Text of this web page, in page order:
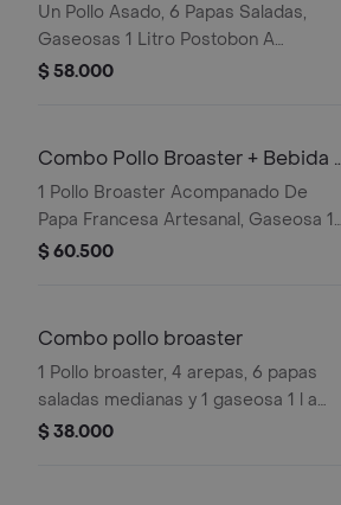
Un Pollo Asado, 6 Papas Saladas,
Gaseosas 1 Litro Postobon A
Disponibilidad De La Tienda
$ 58.000
Combo Pollo Broaster + Bebida 1
Lt
1 Pollo Broaster Acompanado De
Papa Francesa Artesanal, Gaseosa 1
Litro Postobon A Disponibilidad Del
$ 60.500
Combo pollo broaster
1 Pollo broaster, 4 arepas, 6 papas
saladas medianas y 1 gaseosa 1 l a
elegir.
$ 38.000